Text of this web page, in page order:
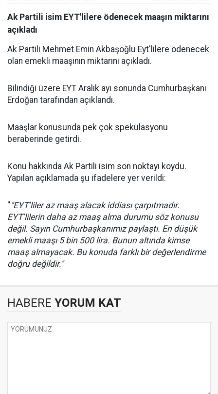
Ak Partili isim EYT'lilere ödenecek maaşın miktarını
açıkladı
Ak Partili Mehmet Emin Akbaşoğlu Eyt'lilere ödenecek
olan emekli maaşının miktarını açıkladı.
Bilindiği üzere EYT Aralık ayı sonunda Cumhurbaşkanı
Erdoğan tarafından açıklandı.
Maaşlar konusunda pek çok spekülasyonu
beraberinde getirdi.
Konu hakkında Ak Partili isim son noktayı koydu.
Yapılan açıklamada şu ifadelere yer verildi:
'' ''EYT’liler az maaş alacak iddiası çarpıtmadır.
EYT’lilerin daha az maaş alma durumu söz konusu
değil. Sayın Cumhurbaşkanımız paylaştı. En düşük
emekli maaşı 5 bin 500 lira. Bunun altında kimse
maaş almayacak. Bu konuda farklı bir değerlendirme
doğru değildir.''
HABERE YORUM KAT